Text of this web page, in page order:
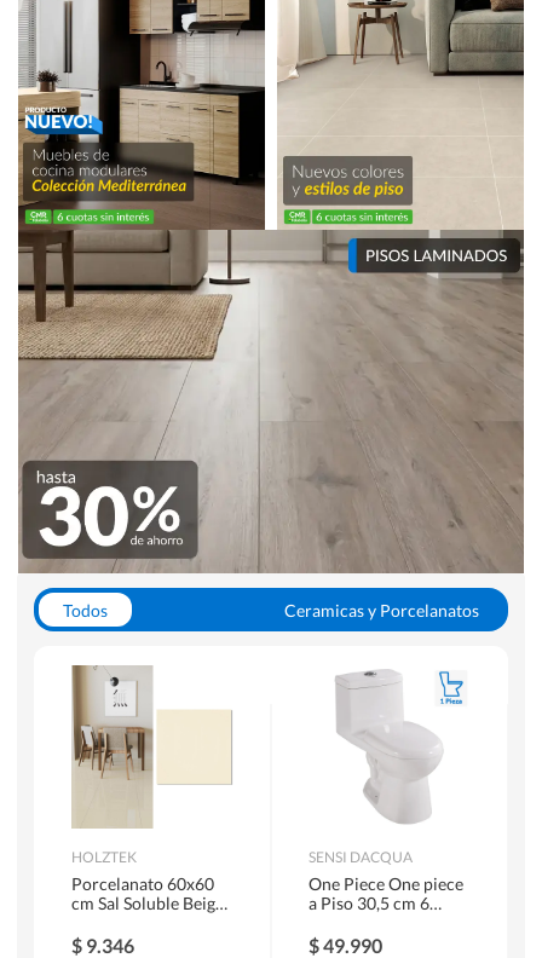
Todos
Ceramicas y Porcelanatos
WC y Sanitarios
Pisos Flotantes y Laminados
Pinturas
HOLZTEK
Porcelanato 60x60
cm Sal Soluble Beige
$ 9.346
SENSI DACQUA
One Piece One piece
a Piso 30,5 cm 6
$49.990